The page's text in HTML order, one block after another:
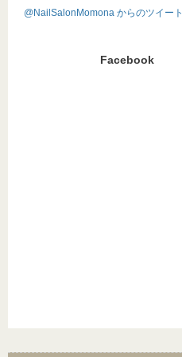
@NailSalonMomona からのツイート
Facebook